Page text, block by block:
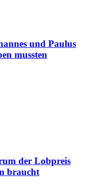
und Paulus
mussten
der Lobpreis
braucht